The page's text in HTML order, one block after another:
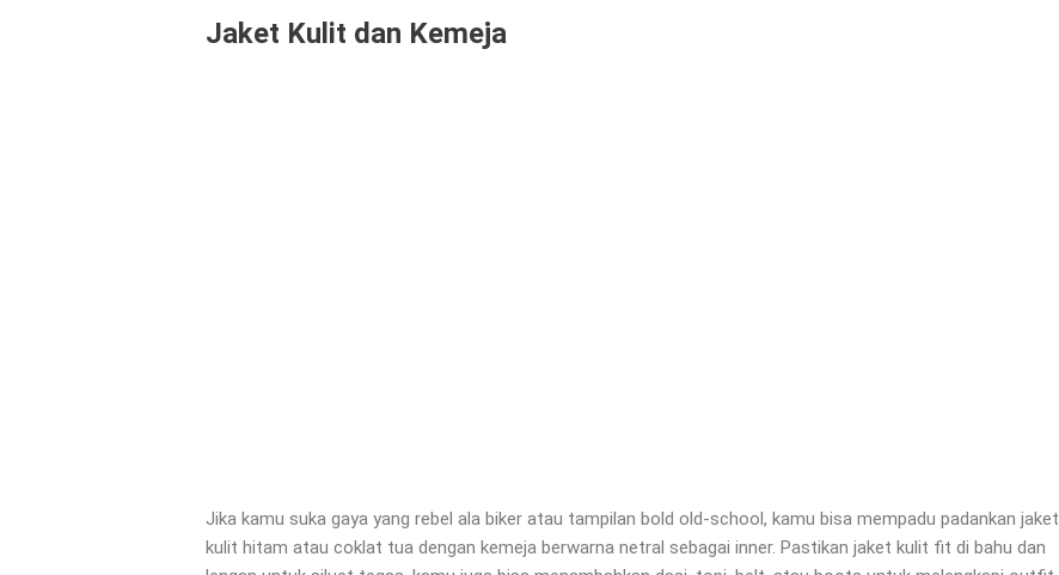
Jaket Kulit dan Kemeja
Jika kamu suka gaya yang rebel ala biker atau tampilan bold old-school, kamu bisa mempadu padankan jaket
kulit hitam atau coklat tua dengan kemeja berwarna netral sebagai inner. Pastikan jaket kulit fit di bahu dan